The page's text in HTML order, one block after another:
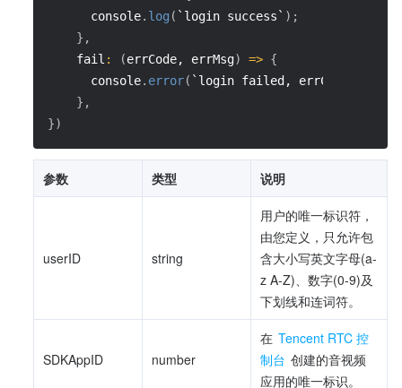
      console
. log ( `login success` ) ;
} ,
fail : (errCode, errMsg) => {
      console
. error( `login failed, errCode:
} ,
})
参数 类型 说明
userID string
用户的唯一标识符，
由您定义，只允许包
含大小写英文字母(a-
z A-Z)、数字(0-9)及
下划线和连词符。
SDKAppID number
在 Tencent RTC 控
制台 创建的音视频
应用的唯一标识。